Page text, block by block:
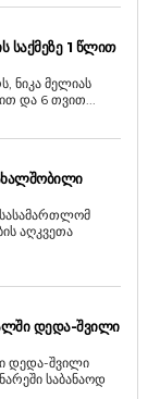
ᲡᲐᲥᲛᲔᲖᲔ 1 ᲬᲚᲘᲗ
ნიკა მელიას
და 6 თვით...
აღკვეთა
ᲓᲔᲓᲐ-ᲨᲕᲘᲚᲘ
დედა-შვილი
საბანაოდ